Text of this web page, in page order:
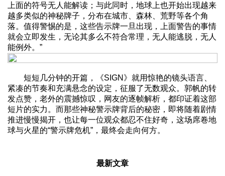
上面的符号无人能解读；与此同时，地球上也开始出现越来
越多类似的神秘牌子，分布在城市、森林、荒野等各个角
落。值得警惕的是，这些告示牌一旦出现，上面警告的事情
就会立即发生，无论其多么不符合常理，无人能逃脱，无人
能例外。”
短短几分钟的开篇，《SIGN》就用惊艳的镜头语言、
紧凑的节奏和充满悬念的设定，征服了无数观众。郭帆的转
发点赞，老外的震撼惊叹，网友的逐帧解析，都印证着这部
短片的实力。而那些神秘警示牌背后的秘密，即将随着剧情
推进慢慢揭开，也让每一位观众都忍不住好奇，这场席卷地
球与火星的“警示牌危机”，最终会走向何方。
最新文章